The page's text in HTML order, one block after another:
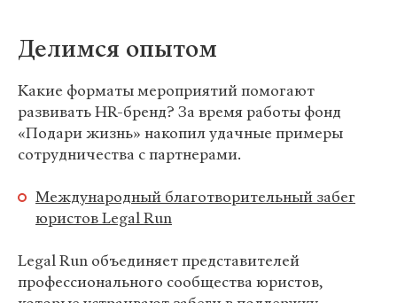
Делимся опытом
Какие форматы мероприятий помогают
развивать HR-бренд? За время работы фонд
«Подари жизнь» накопил удачные примеры
сотрудничества с партнерами.
Международный благотворительный забег
юристов Legal Run
Legal Run объединяет представителей
профессионального сообщества юристов,